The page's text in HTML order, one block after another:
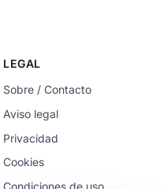
LEGAL
Sobre / Contacto
Aviso legal
Privacidad
Cookies
Condiciones de uso